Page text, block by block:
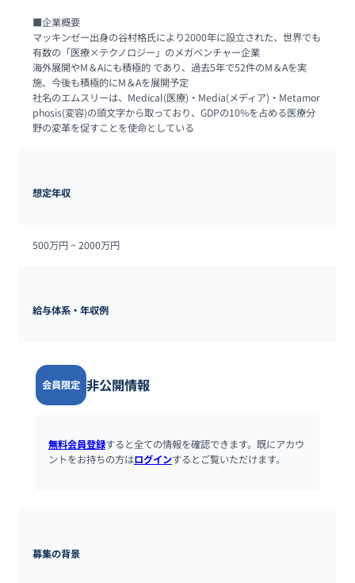
■企業概要
マッキンゼー出身の谷村格氏により2000年に設立された、世界でも
有数の「医療×テクノロジー」のメガベンチャー企業
海外展開やM＆Aにも積極的 であり、過去5年で52件のM＆Aを実
施、今後も積極的にM＆Aを展開予定
社名のエムスリーは、Medical(医療)・Media(メディア)・Metamor
phosis(変容)の頭文字から取っており、GDPの10%を占める医療分
野の変革を促すことを使命としている
想定年収
500万円 ~ 2000万円
給与体系・年収例
会員限定 非公開情報
無料会員登録すると全ての情報を確認できます。既にアカウ
ントをお持ちの方はログインするとご覧いただけます。
募集の背景